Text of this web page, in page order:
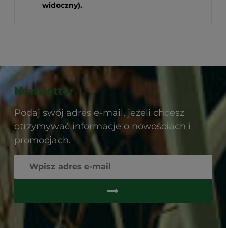
widoczny).
Newsletter
Podaj swój adres e-mail, jeżeli chcesz
otrzymywać informacje o nowościach i
promocjach.